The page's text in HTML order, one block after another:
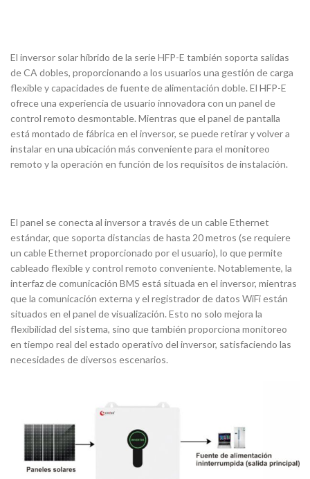
El inversor solar híbrido de la serie HFP-E también soporta salidas
de CA dobles, proporcionando a los usuarios una gestión de carga
flexible y capacidades de fuente de alimentación doble. El HFP-E
ofrece una experiencia de usuario innovadora con un panel de
control remoto desmontable. Mientras que el panel de pantalla
está montado de fábrica en el inversor, se puede retirar y volver a
instalar en una ubicación más conveniente para el monitoreo
remoto y la operación en función de los requisitos de instalación.
El panel se conecta al inversor a través de un cable Ethernet
estándar, que soporta distancias de hasta 20 metros (se requiere
un cable Ethernet proporcionado por el usuario), lo que permite
cableado flexible y control remoto conveniente. Notablemente, la
interfaz de comunicación BMS está situada en el inversor, mientras
que la comunicación externa y el registrador de datos WiFi están
situados en el panel de visualización. Esto no solo mejora la
flexibilidad del sistema, sino que también proporciona monitoreo
en tiempo real del estado operativo del inversor, satisfaciendo las
necesidades de diversos escenarios.